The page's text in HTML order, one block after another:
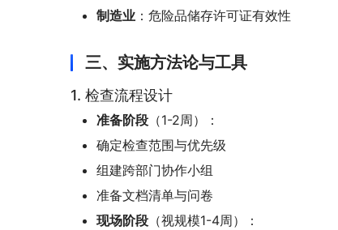
制造业 ：危险品储存许可证有效性
三、实施方法论与工具
1. 检查流程设计
准备阶段 （1-2周）：
确定检查范围与优先级
组建跨部门协作小组
准备文档清单与问卷
现场阶段 （视规模1-4周）：